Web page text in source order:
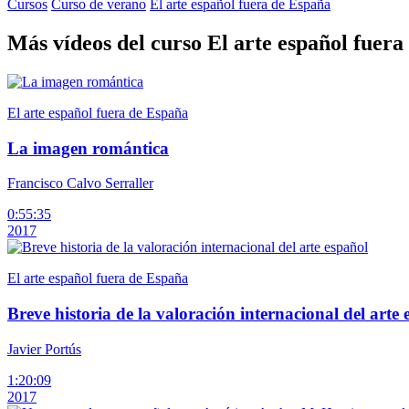
Cursos Curso de verano El arte español fuera de España
Más vídeos del curso El arte español fuera
El arte español fuera de España
La imagen romántica
Francisco Calvo Serraller
0:55:35
2017
El arte español fuera de España
Breve historia de la valoración internacional del arte
Javier Portús
1:20:09
2017